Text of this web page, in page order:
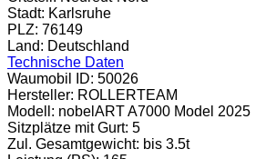
Stadt: Karlsruhe
PLZ: 76149
Land: Deutschland
Technische Daten
Waumobil ID: 50026
Hersteller: ROLLERTEAM
Modell: nobelART A7000 Model 2025
Sitzplätze mit Gurt: 5
Zul. Gesamtgewicht: bis 3.5t